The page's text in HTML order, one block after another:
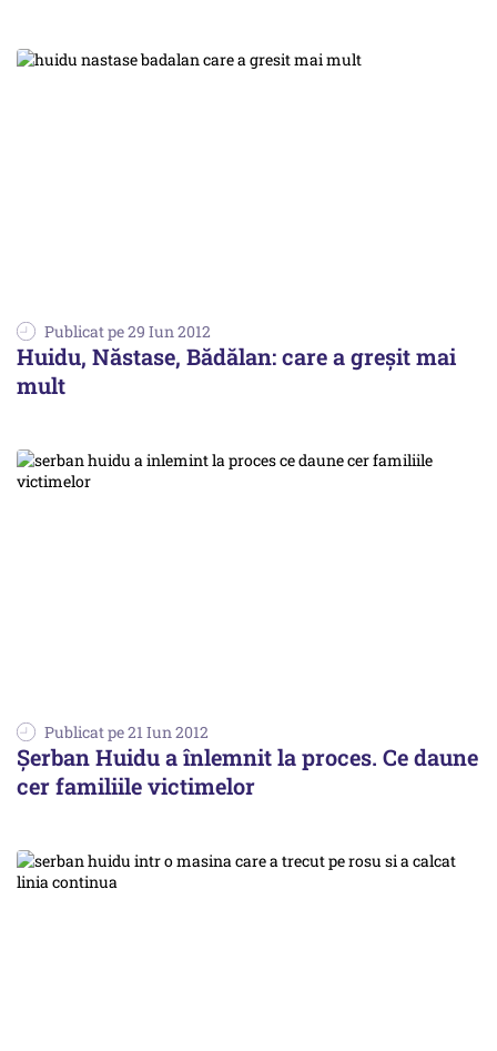
Publicat pe 29 Iun 2012
Huidu, Năstase, Bădălan: care a greșit mai
mult
Publicat pe 21 Iun 2012
Șerban Huidu a înlemnit la proces. Ce daune
cer familiile victimelor